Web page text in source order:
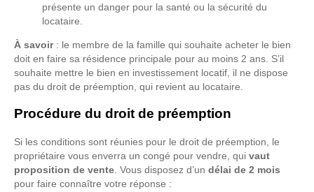
présente un danger pour la santé ou la sécurité du
locataire.
À savoir: le membre de la famille qui souhaite acheter le bien
doit en faire sa résidence principale pour au moins 2 ans. S’il
souhaite mettre le bien en investissement locatif, il ne dispose
pas du droit de préemption, qui revient au locataire.
Procédure du droit de préemption
Si les conditions sont réunies pour le droit de préemption, le
propriétaire vous enverra un congé pour vendre, qui vaut
proposition de vente . Vous disposez d’un délai de 2 mois
pour faire connaître votre réponse :